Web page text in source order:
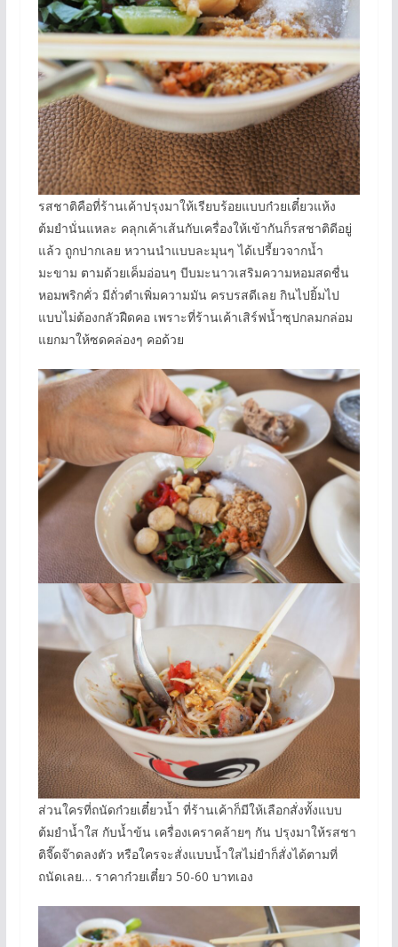
รสชาติคือที่ร้านเค้าปรุงมาให้เรียบร้อยแบบก๋วยเตี๋ยวแห้ง
ต้มยำนั่นแหละ คลุกเค้าเส้นกับเครื่องให้เข้ากันก็รสชาติดีอยู่
แล้ว ถูกปากเลย หวานนำแบบละมุนๆ ได้เปรี้ยวจากน้ำ
มะขาม ตามด้วยเค็มอ่อนๆ บีบมะนาวเสริมความหอมสดชื่น
หอมพริกคั่ว มีถั่วตำเพิ่มความมัน ครบรสดีเลย กินไปยิ้มไป
แบบไม่ต้องกลัวฝืดคอ เพราะที่ร้านเค้าเสิร์ฟน้ำซุปกลมกล่อม
แยกมาให้ซดคล่องๆ คอด้วย
ส่วนใครที่ถนัดก๋วยเตี๋ยวน้ำ ที่ร้านเค้าก็มีให้เลือกสั่งทั้งแบบ
ต้มยำน้ำใส กับน้ำข้น เครื่องเคราคล้ายๆ กัน ปรุงมาให้รสชา
ติจี๊ดจ๊าดลงตัว หรือใครจะสั่งแบบน้ำใสไม่ยำก็สั่งได้ตามที่
ถนัดเลย… ราคาก๋วยเตี๋ยว 50-60 บาทเอง